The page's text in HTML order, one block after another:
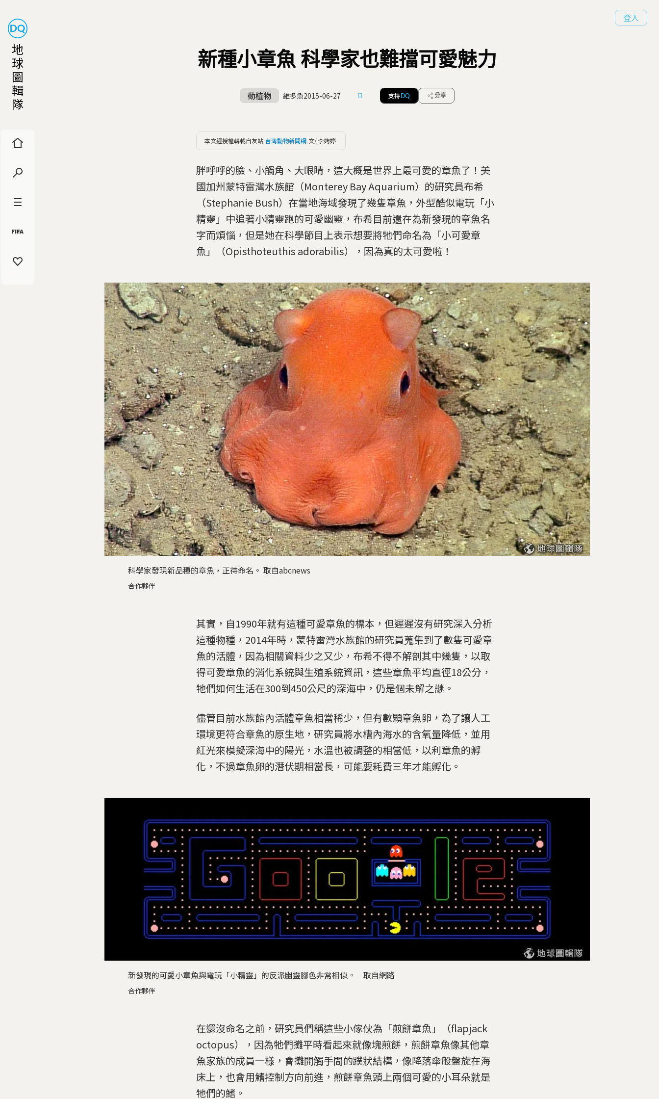
地
球
圖
輯
隊
登入
新種小章魚 科學家也難擋可愛魅力
動植物 維多魚2015-06-27 支持 DQ 分享
本文經授權轉載自友站 台灣動物新聞網 文/ 李娉婷
胖呼呼的臉、小觸角、大眼睛，這大概是世界上最可愛的章魚了！美
國加州蒙特雷灣水族館（Monterey Bay Aquarium）的研究員布希
（Stephanie Bush）在當地海域發現了幾隻章魚，外型酷似電玩「小
精靈」中追著小精靈跑的可愛幽靈，布希目前還在為新發現的章魚名
字而煩惱，但是她在科學節目上表示想要將牠們命名為「小可愛章
魚」（Opisthoteuthis adorabilis），因為真的太可愛啦！
科學家發現新品種的章魚，正待命名。 取自abcnews
合作夥伴
其實，自1990年就有這種可愛章魚的標本，但遲遲沒有研究深入分析
這種物種，2014年時，蒙特雷灣水族館的研究員蒐集到了數隻可愛章
魚的活體，因為相關資料少之又少，布希不得不解剖其中幾隻，以取
得可愛章魚的消化系統與生殖系統資訊，這些章魚平均直徑18公分，
牠們如何生活在300到450公尺的深海中，仍是個未解之謎。
儘管目前水族館內活體章魚相當稀少，但有數顆章魚卵，為了讓人工
環境更符合章魚的原生地，研究員將水槽內海水的含氧量降低，並用
紅光來模擬深海中的陽光，水溫也被調整的相當低，以利章魚的孵
化，不過章魚卵的潛伏期相當長，可能要耗費三年才能孵化。
新發現的可愛小章魚與電玩「小精靈」的反派幽靈腳色非常相似。 取自網路
合作夥伴
在還沒命名之前，研究員們稱這些小傢伙為「煎餅章魚」（flapjack
octopus），因為牠們攤平時看起來就像塊煎餅，煎餅章魚像其他章
魚家族的成員一樣，會攤開觸手間的蹼狀結構，像降落傘般盤旋在海
床上，也會用鰭控制方向前進，煎餅章魚頭上兩個可愛的小耳朵就是
牠們的鰭。